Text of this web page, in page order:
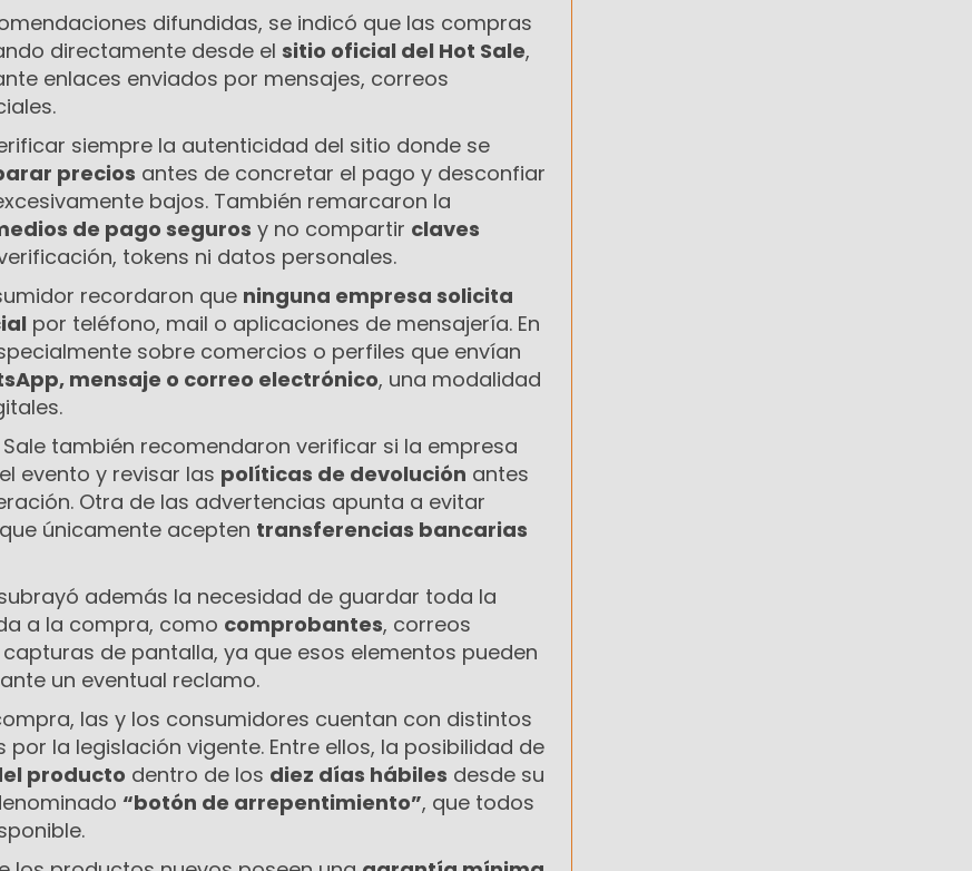
difundidas, se indicó que las compras
directamente desde el sitio oficial del Hot Sale,
enlaces enviados por mensajes, correos
siempre la autenticidad del sitio donde se
precios antes de concretar el pago y desconfiar
bajos. También remarcaron la
de pago seguros y no compartir claves
tokens ni datos personales.
recordaron que ninguna empresa solicita
por teléfono, mail o aplicaciones de mensajería. En
sobre comercios o perfiles que envían
mensaje o correo electrónico, una modalidad
también recomendaron verificar si la empresa
evento y revisar las políticas de devolución antes
Otra de las advertencias apunta a evitar
únicamente acepten transferencias bancarias
además la necesidad de guardar toda la
a la compra, como comprobantes, correos
de pantalla, ya que esos elementos pueden
un eventual reclamo.
las y los consumidores cuentan con distintos
la legislación vigente. Entre ellos, la posibilidad de
producto dentro de los diez días hábiles desde su
“botón de arrepentimiento”, que todos